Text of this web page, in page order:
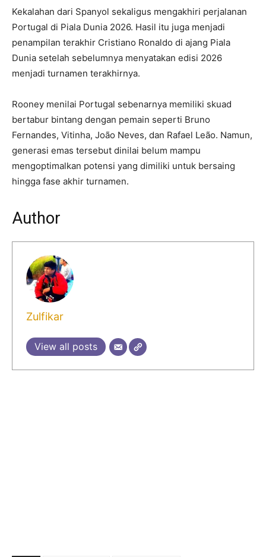
Kekalahan dari Spanyol sekaligus mengakhiri perjalanan
Portugal di Piala Dunia 2026. Hasil itu juga menjadi
penampilan terakhir Cristiano Ronaldo di ajang Piala
Dunia setelah sebelumnya menyatakan edisi 2026
menjadi turnamen terakhirnya.
Rooney menilai Portugal sebenarnya memiliki skuad
bertabur bintang dengan pemain seperti Bruno
Fernandes, Vitinha, João Neves, dan Rafael Leão. Namun,
generasi emas tersebut dinilai belum mampu
mengoptimalkan potensi yang dimiliki untuk bersaing
hingga fase akhir turnamen.
Author
Zulfikar
View all posts